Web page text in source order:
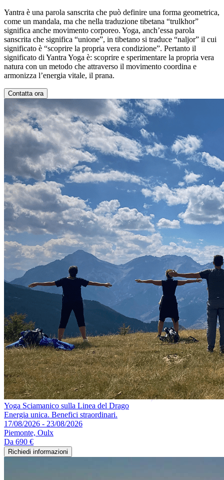
Yantra è una parola sanscrita che può definire una forma geometrica,
come un mandala, ma che nella traduzione tibetana “trulkhor”
significa anche movimento corporeo. Yoga, anch’essa parola
sanscrita che significa “unione”, in tibetano si traduce “naljor” il cui
significato è “scoprire la propria vera condizione”. Pertanto il
significato di Yantra Yoga è: scoprire e sperimentare la propria vera
natura con un metodo che attraverso il movimento coordina e
armonizza l’energia vitale, il prana.
Contatta ora
Yoga Sciamanico sulla Linea del Drago
Energia unica. Benefici straordinari.
17/08/2026 - 23/08/2026
Piemonte, Oulx
Da 690 €
Richiedi informazioni